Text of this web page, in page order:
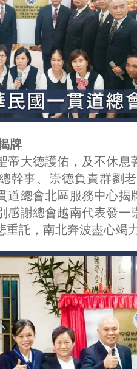
牌
帝大德護佑，及不休
幹事、崇德負責群劉
道總會北區服務中心
感謝總會越南代表發一
託，南北奔波盡心竭